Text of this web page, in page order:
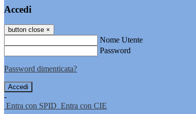
Accedi
button close ×
Nome Utente
Password
Password dimenticata?
-
Entra con SPID Entra con CIE